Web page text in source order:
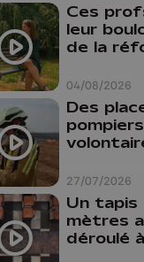
Whatsapp
04/08/2026
Ces
leur
de la
comme
comme
27/07/2026
Des
pompiers
province
"Un
n'est
peut pas
aider"
Un tapis
mètres
déroulé